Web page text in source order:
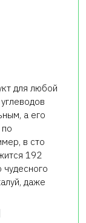
для любой
а его
в сто
192
чудесного
даже